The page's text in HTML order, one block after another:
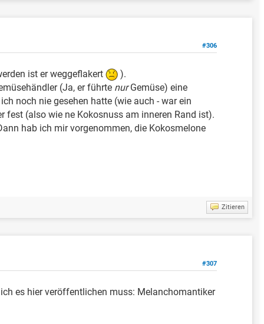
#306
ist er weggeflakert
).
(Ja, er führte nurGemüse) eine
noch nie gesehen hatte (wie auch - war ein
(also wie ne Kokosnuss am inneren Rand ist).
hab ich mir vorgenommen, die Kokosmelone
Zitieren
#307
es hier veröffentlichen muss: Melanchomantiker